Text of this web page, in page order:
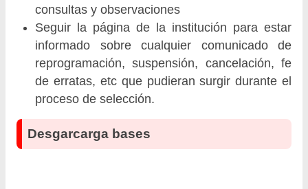
consultas y observaciones
Seguir la página de la institución para estar
informado sobre cualquier comunicado de
reprogramación, suspensión, cancelación, fe
de erratas, etc que pudieran surgir durante el
proceso de selección.
Desgarcarga bases